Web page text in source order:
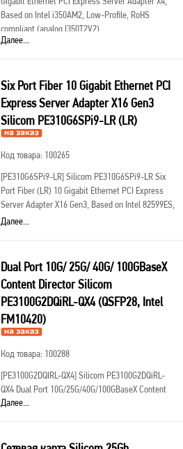
Based on Intel i350AM2, Low-Profile, RoHS
compliant (analog I350T2V2)
Далее...
Six Port Fiber 10 Gigabit Ethernet PCI
Express Server Adapter X16 Gen3
Silicom PE310G6SPi9-LR (LR)
Код товара: 100265
[PE310G6SPi9-LR]Silicom PE310G6SPi9-LR Six
Port Fiber (LR) 10 Gigabit Ethernet PCI Express
Server Adapter X16 Gen3, Based on Intel 82599ES,
Standard height short add-in card, on board
Далее...
Dual Port 10G/ 25G/ 40G/ 100GBaseX
Content Director Silicom
PE3100G2DQiRL-QX4 (QSFP28, Intel
FM10420)
Код товара: 100288
[PE3100G2DQIRL-QX4]Silicom PE3100G2DQiRL-
QX4 Dual Port 10G/25G/40G/100GBaseX Content
Director (QSFP28, Intel FM10420)
Далее...